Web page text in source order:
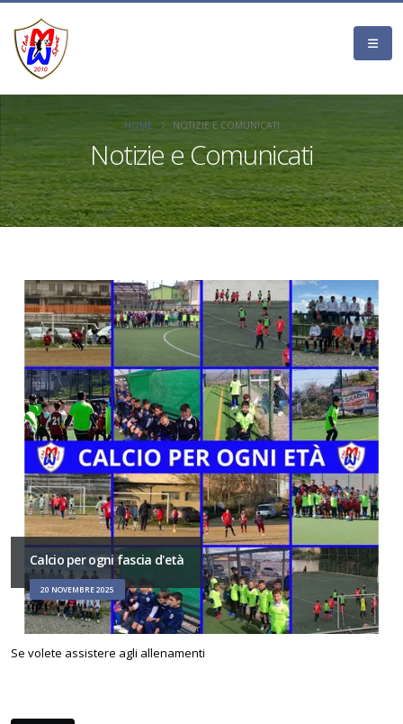
Notizie e Comunicati
HOME NOTIZIE E COMUNICATI
Calcio per ogni fascia d'età
20 NOVEMBRE 2025
Se volete assistere agli allenamenti